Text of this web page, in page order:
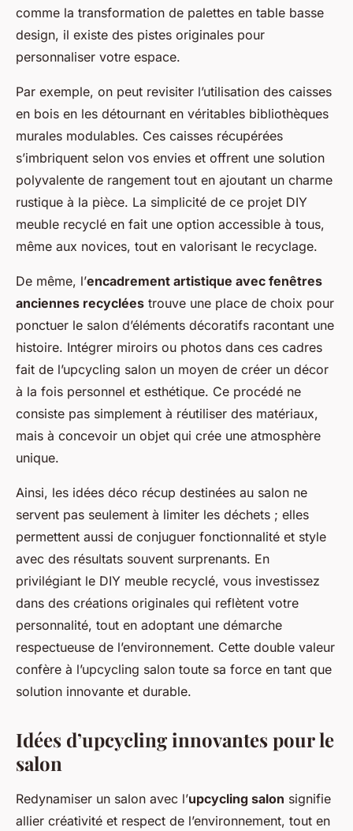
comme la transformation de palettes en table basse
design, il existe des pistes originales pour
personnaliser votre espace.
Par exemple, on peut revisiter l’utilisation des caisses
en bois en les détournant en véritables bibliothèques
murales modulables. Ces caisses récupérées
s’imbriquent selon vos envies et offrent une solution
polyvalente de rangement tout en ajoutant un charme
rustique à la pièce. La simplicité de ce projet DIY
meuble recyclé en fait une option accessible à tous,
même aux novices, tout en valorisant le recyclage.
De même, l’encadrement artistique avec fenêtres
anciennes recyclées trouve une place de choix pour
ponctuer le salon d’éléments décoratifs racontant une
histoire. Intégrer miroirs ou photos dans ces cadres
fait de l’upcycling salon un moyen de créer un décor
à la fois personnel et esthétique. Ce procédé ne
consiste pas simplement à réutiliser des matériaux,
mais à concevoir un objet qui crée une atmosphère
unique.
Ainsi, les idées déco récup destinées au salon ne
servent pas seulement à limiter les déchets ; elles
permettent aussi de conjuguer fonctionnalité et style
avec des résultats souvent surprenants. En
privilégiant le DIY meuble recyclé, vous investissez
dans des créations originales qui reflètent votre
personnalité, tout en adoptant une démarche
respectueuse de l’environnement. Cette double valeur
confère à l’upcycling salon toute sa force en tant que
solution innovante et durable.
Idées d’upcycling innovantes pour le
salon
Redynamiser un salon avec l’upcycling salon signifie
allier créativité et respect de l’environnement, tout en